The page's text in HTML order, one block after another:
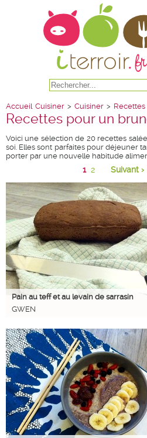
Accueil Cuisiner > Cuisiner > Recettes
Recettes pour un
Voici une sélection de 20 recettes
soi. Elles sont parfaites pour déjeuner
porter par une nouvelle habitude
1 2 Suivant ›
Pain au teff et au levain de sarrasin
GWEN